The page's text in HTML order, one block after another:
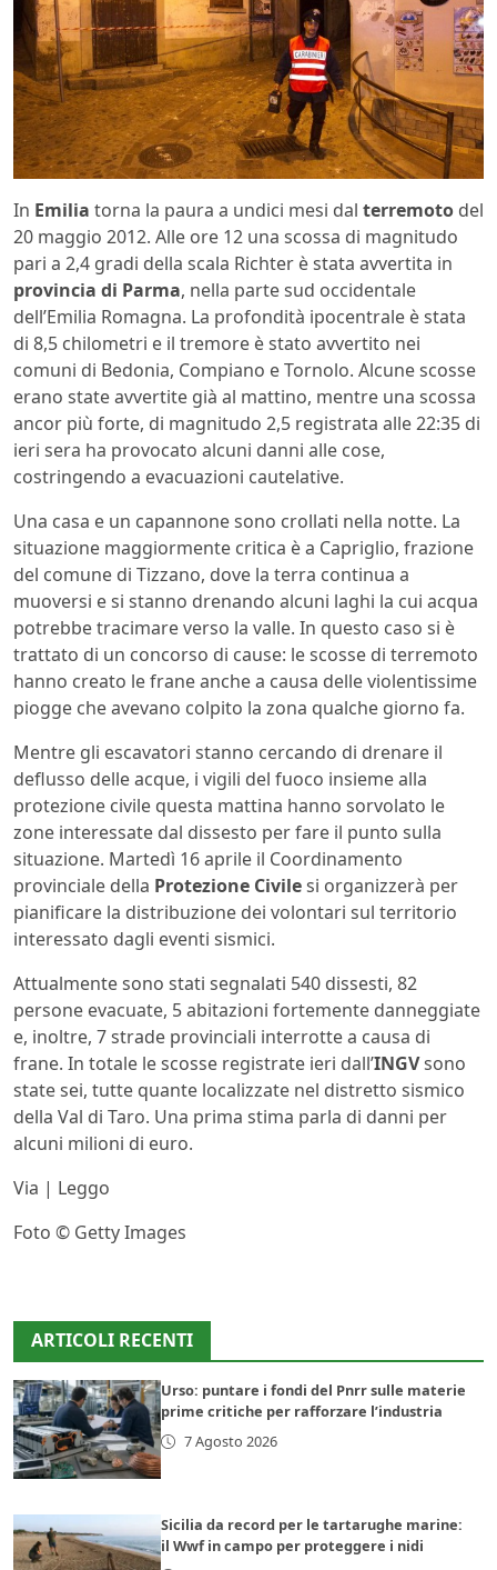
In Emilia torna la paura a undici mesi dal terremoto del
20 maggio 2012. Alle ore 12 una scossa di magnitudo
pari a 2,4 gradi della scala Richter è stata avvertita in
provincia di Parma, nella parte sud occidentale
dell’Emilia Romagna. La profondità ipocentrale è stata
di 8,5 chilometri e il tremore è stato avvertito nei
comuni di Bedonia, Compiano e Tornolo. Alcune scosse
erano state avvertite già al mattino, mentre una scossa
ancor più forte, di magnitudo 2,5 registrata alle 22:35 di
ieri sera ha provocato alcuni danni alle cose,
costringendo a evacuazioni cautelative.
Una casa e un capannone sono crollati nella notte. La
situazione maggiormente critica è a Capriglio, frazione
del comune di Tizzano, dove la terra continua a
muoversi e si stanno drenando alcuni laghi la cui acqua
potrebbe tracimare verso la valle. In questo caso si è
trattato di un concorso di cause: le scosse di terremoto
hanno creato le frane anche a causa delle violentissime
piogge che avevano colpito la zona qualche giorno fa.
Mentre gli escavatori stanno cercando di drenare il
deflusso delle acque, i vigili del fuoco insieme alla
protezione civile questa mattina hanno sorvolato le
zone interessate dal dissesto per fare il punto sulla
situazione. Martedì 16 aprile il Coordinamento
provinciale della Protezione Civilesi organizzerà per
pianificare la distribuzione dei volontari sul territorio
interessato dagli eventi sismici.
Attualmente sono stati segnalati 540 dissesti, 82
persone evacuate, 5 abitazioni fortemente danneggiate
e, inoltre, 7 strade provinciali interrotte a causa di
frane. In totale le scosse registrate ieri dall’INGVsono
state sei, tutte quante localizzate nel distretto sismico
della Val di Taro. Una prima stima parla di danni per
alcuni milioni di euro.
Via | Leggo
Foto © Getty Images
ARTICOLI RECENTI
Urso: puntare i fondi del Pnrr sulle materie
prime critiche per rafforzare l’industria
7 Agosto 2026
Sicilia da record per le tartarughe marine:
il Wwf in campo per proteggere i nidi